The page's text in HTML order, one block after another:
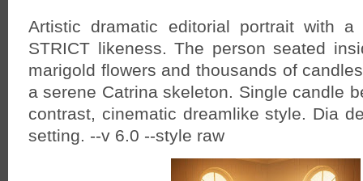
Artistic dramatic editorial portrait with a
STRICT likeness. The person seated
marigold flowers and thousands of
a serene Catrina skeleton. Single candle
contrast, cinematic dreamlike style. Dia
setting. --v 6.0 --style raw